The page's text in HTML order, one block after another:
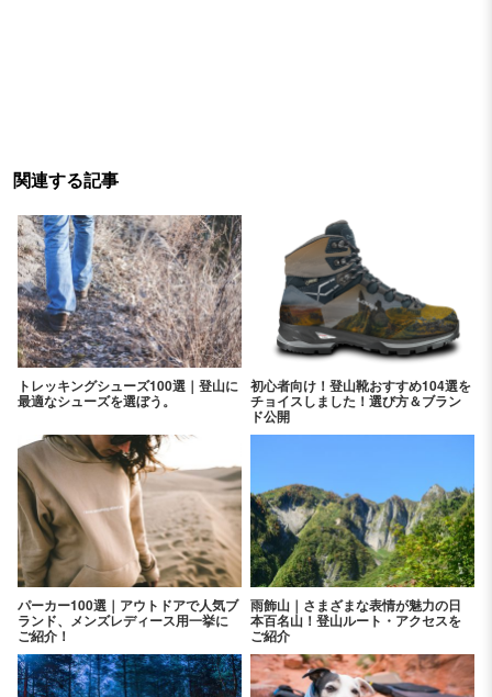
関連する記事
トレッキングシューズ100選｜登山に
最適なシューズを選ぼう。
初心者向け！登山靴おすすめ104選を
チョイスしました！選び方＆ブラン
ド公開
パーカー100選｜アウトドアで人気ブ
ランド、メンズレディース用一挙に
ご紹介！
雨飾山｜さまざまな表情が魅力の日
本百名山！登山ルート・アクセスを
ご紹介